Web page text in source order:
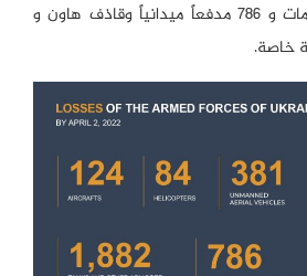
مدرعة أخرى و 203 راجمات و 786 مدفعاً ميدانياً وقاذف هاون و